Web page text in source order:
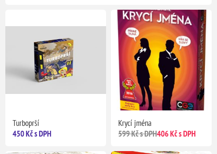
Turboprší
450 Kč s DPH
Krycí jména
599 Kč s DPH406 Kč s DPH